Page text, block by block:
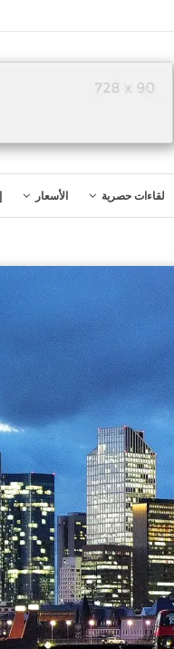
لقاءات حصرية الأسعار